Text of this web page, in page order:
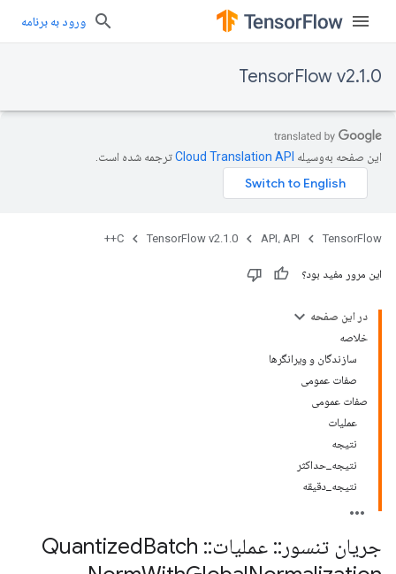
ورود به برنامه
TensorFlow v2.1.0
این صفحه به‌وسیله ترجمه شده است.
TensorFlow API، API TensorFlow v2.1.0
C++
این مرور مفید بود؟
در این صفحه
خلاصه
سازندگان و ویرانگرها
صفات عمومی
صفات عمومی
عملیات
نتیجه
نتیجه_حداکثر
نتیجه_دقیقه
جریان تنسور :: عملیات::
Batch